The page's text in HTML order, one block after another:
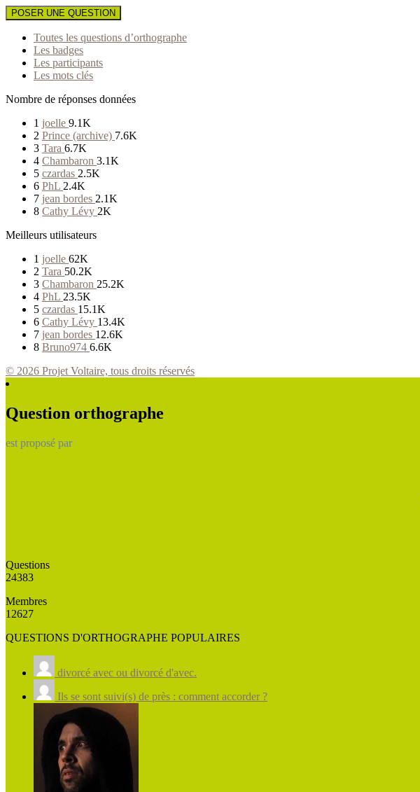
POSER UNE QUESTION
Toutes les questions d’orthographe
Les badges
Les participants
Les mots clés
Nombre de réponses données
1 joelle 9.1K
2 Prince (archive) 7.6K
3 Tara 6.7K
4 Chambaron 3.1K
5 czardas 2.5K
6 PhL 2.4K
7 jean bordes 2.1K
8 Cathy Lévy 2K
Meilleurs utilisateurs
1 joelle 62K
2 Tara 50.2K
3 Chambaron 25.2K
4 PhL 23.5K
5 czardas 15.1K
6 Cathy Lévy 13.4K
7 jean bordes 12.6K
8 Bruno974 6.6K
© 2026 Projet Voltaire, tous droits réservés
Question orthographe
est proposé par
Questions
24383
Membres
12627
QUESTIONS D'ORTHOGRAPHE POPULAIRES
divorcé avec ou divorcé d'avec.
Ils se sont suivi(s) de près : comment accorder ?